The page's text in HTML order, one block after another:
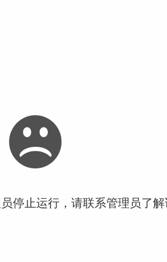
停止运行，请联系管理员了